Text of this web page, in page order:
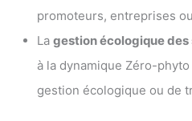
promoteurs, entreprises
Lagestion écologique
à la dynamique Zéro-
gestion écologique ou de